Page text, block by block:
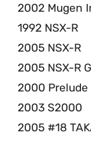
2002 Mugen
1992 NSX-R
2005 NSX-R
2005 NSX-R
2000 Prelude
2003 S2000
2005 #18